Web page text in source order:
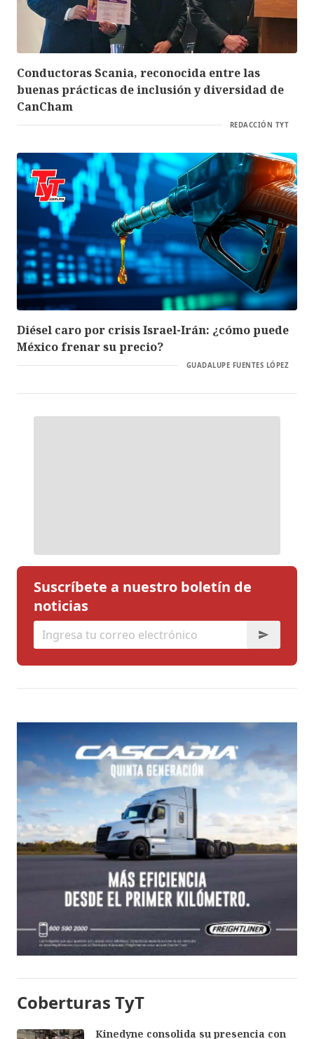
Conductoras Scania, reconocida entre las
buenas prácticas de inclusión y diversidad de
CanCham
REDACCIÓN TYT
Diésel caro por crisis Israel-Irán: ¿cómo puede
México frenar su precio?
GUADALUPE FUENTES LÓPEZ
Suscríbete a nuestro boletín de
noticias
Coberturas TyT
Kinedyne consolida su presencia con